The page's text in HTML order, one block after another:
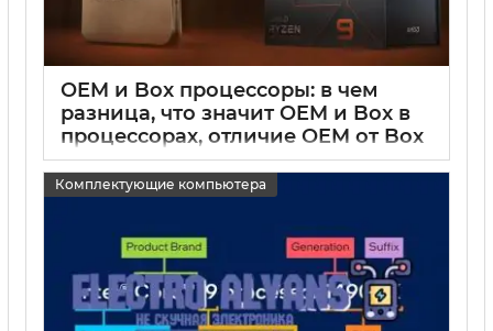
OEM и Box процессоры: в чем
разница, что значит OEM и Box в
процессорах, отличие OEM от Box
процессора
15 05 2025 0
Комплектующие компьютера